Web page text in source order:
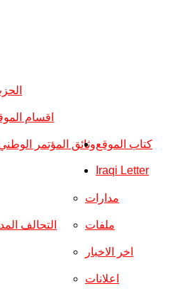
وثائق المؤتمر
اقسام
التحالف
مدارات
ملفات
اخر الاخبار
اعلانات
كتاب الموقع
Iraqi Letter